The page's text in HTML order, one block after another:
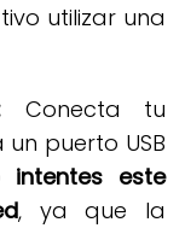
utilizar una
Conecta tu
puerto USB
intentes este
, ya que la